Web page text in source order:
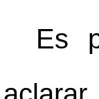
Es